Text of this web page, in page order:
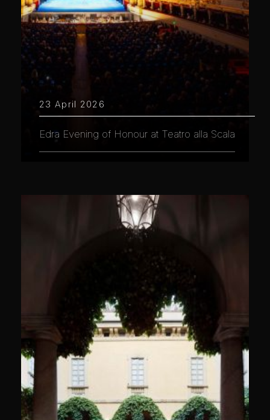
23 April 2026
Edra Evening of Honour at Teatro alla Scala